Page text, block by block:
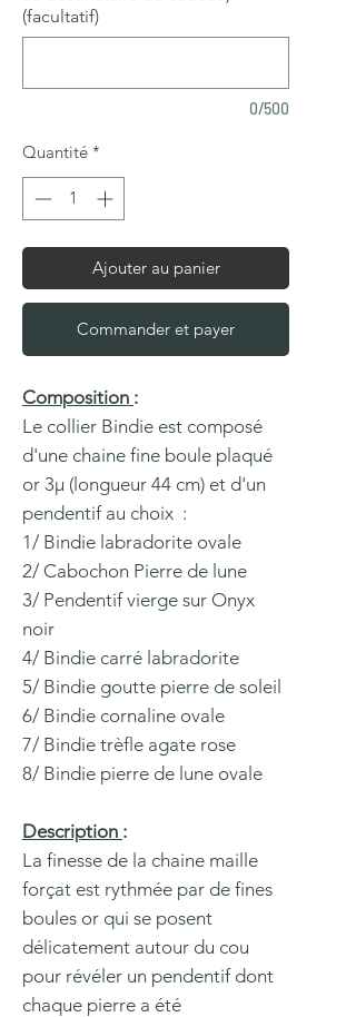
(facultatif)
0/500
Quantité *
Ajouter au panier
Commander et payer
Composition :
Le collier Bindie est composé
d'une chaine fine boule plaqué
or 3µ (longueur 44 cm) et d'un
pendentif au choix :
1/ Bindie labradorite ovale
2/ Cabochon Pierre de lune
3/ Pendentif vierge sur Onyx
noir
4/ Bindie carré labradorite
5/ Bindie goutte pierre de soleil
6/ Bindie cornaline ovale
7/ Bindie trèfle agate rose
8/ Bindie pierre de lune ovale
Description :
La finesse de la chaine maille
forçat est rythmée par de fines
boules or qui se posent
délicatement autour du cou
pour révéler un pendentif dont
chaque pierre a été